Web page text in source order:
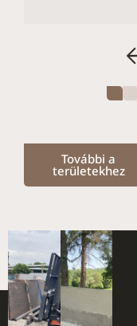
További a
területekhez